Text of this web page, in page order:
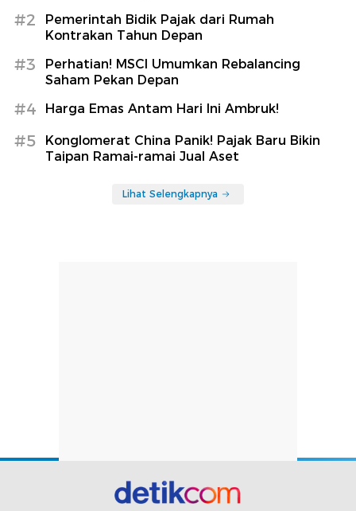
#2
Pemerintah Bidik Pajak dari Rumah
Kontrakan Tahun Depan
#3
Perhatian! MSCI Umumkan Rebalancing
Saham Pekan Depan
#4 Harga Emas Antam Hari Ini Ambruk!
#5
Konglomerat China Panik! Pajak Baru Bikin
Taipan Ramai-ramai Jual Aset
Lihat Selengkapnya